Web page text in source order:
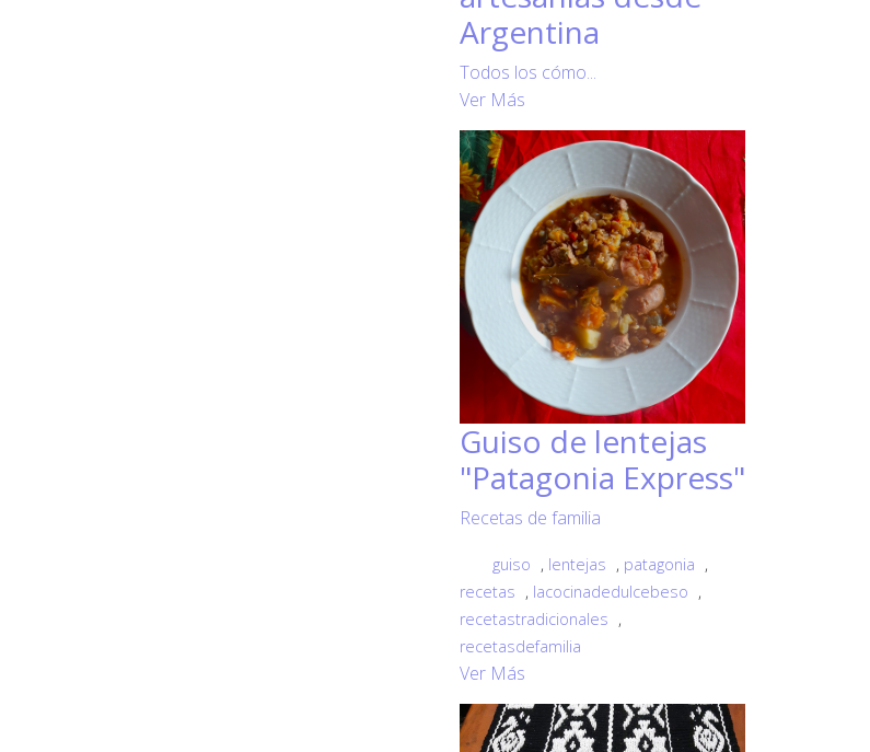
Argentina
Todos los cómo...
Ver Más
Guiso de lentejas
"Patagonia Express"
Recetas de familia
guiso , lentejas , patagonia ,
recetas , lacocinadedulcebeso ,
recetastradicionales ,
recetasdefamilia
Ver Más